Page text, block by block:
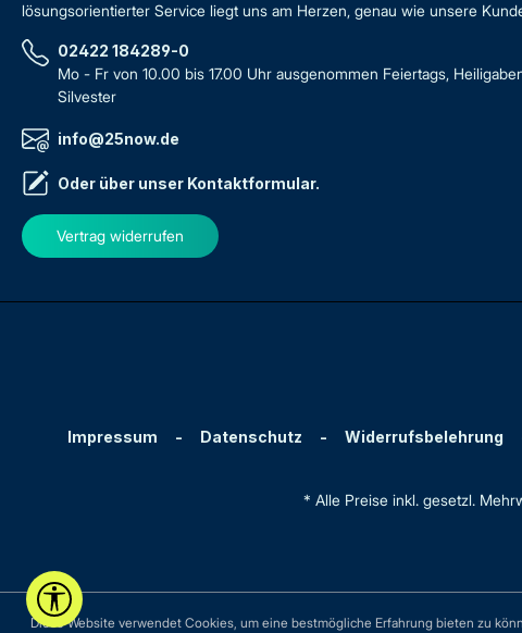
lösungsorientierter Service liegt uns am Herzen, genau wie unsere
02422 184289-0
Mo - Fr von 10.00 bis 17.00 Uhr ausgenommen Feiertags,
Silvester
info@25now.de
Oder über unser Kontaktformular.
Vertrag widerrufen
Impressum - Datenschutz - Widerrufsbelehrung
* Alle Preise inkl. gesetzl.
Werkzeugleiste anzeigen
Diese Website verwendet Cookies, um eine bestmögliche Erfahrung bieten zu